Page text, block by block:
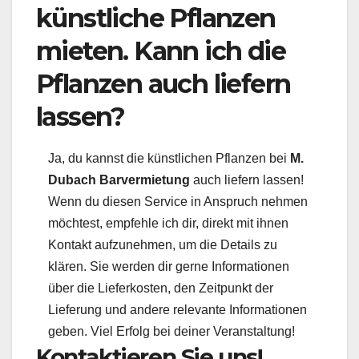
künstliche Pflanzen
mieten. Kann ich die
Pflanzen auch liefern
lassen?
Ja, du kannst die künstlichen Pflanzen bei M.
Dubach Barvermietung auch liefern lassen!
Wenn du diesen Service in Anspruch nehmen
möchtest, empfehle ich dir, direkt mit ihnen
Kontakt aufzunehmen, um die Details zu
klären. Sie werden dir gerne Informationen
über die Lieferkosten, den Zeitpunkt der
Lieferung und andere relevante Informationen
geben. Viel Erfolg bei deiner Veranstaltung!